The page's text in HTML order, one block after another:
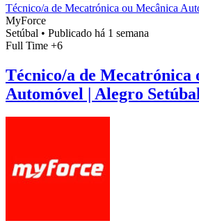
Técnico/a de Mecatrónica ou Mecânica
MyForce
Setúbal • Publicado há 1 semana
Full Time +6
Técnico/a de Mecatrónica
Automóvel | Alegro Setúbal